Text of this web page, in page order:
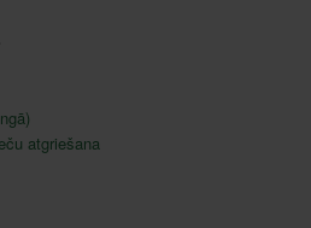
atgriešana